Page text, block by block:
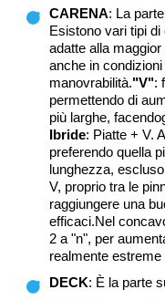
CARENA: La
Esistono vari tipi di
adatte alla
anche in
manovrabilità."V":
permettendo di
più larghe,
Ibride: Piatte + V.
preferendo quella
lunghezza,
V, proprio tra le
raggiungere una
efficaci.Nel
2 a "n", per
realmente
DECK: È la parte